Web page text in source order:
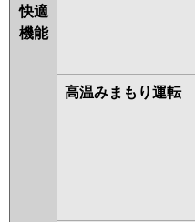
快適
機能
高温みまもり運転